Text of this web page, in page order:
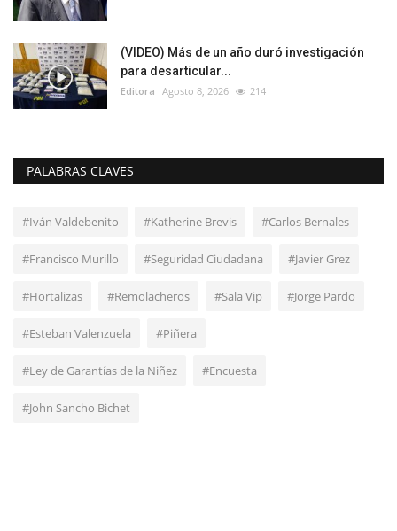
(VIDEO) Más de un año duró investigación
para desarticular...
Editora Agosto 8, 2026 214
PALABRAS CLAVES
#Iván Valdebenito #Katherine Brevis #Carlos Bernales
#Francisco Murillo #Seguridad Ciudadana #Javier Grez
#Hortalizas #Remolacheros #Sala Vip #Jorge Pardo
#Esteban Valenzuela #Piñera
#Ley de Garantías de la Niñez #Encuesta
#John Sancho Bichet